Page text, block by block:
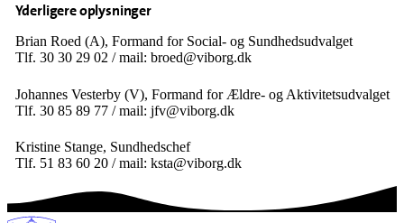
Yderligere oplysninger
Brian Roed (A), Formand for Social- og Sundhedsudvalget
Tlf. 30 30 29 02 / mail: broed@viborg.dk
Johannes Vesterby (V), Formand for Ældre- og Aktivitetsudvalget
Tlf. 30 85 89 77 / mail: jfv@viborg.dk
Kristine Stange, Sundhedschef
Tlf. 51 83 60 20 / mail: ksta@viborg.dk